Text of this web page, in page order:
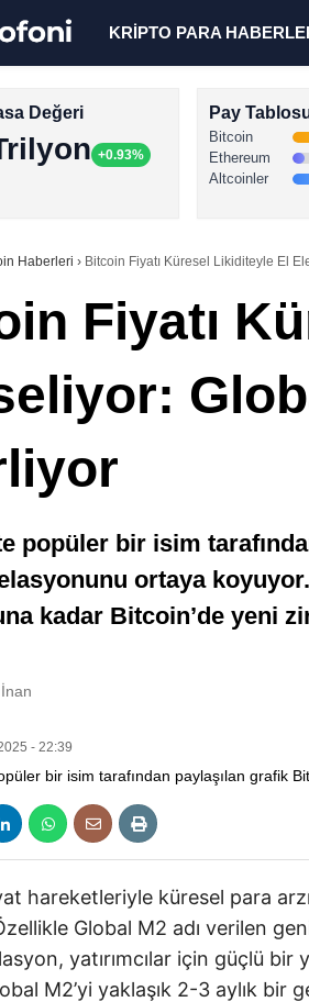
KRİPTO PARA
Değeri
+0.93%
Pay
Bitcoin
Ethereum
Altcoinler
Haberleri › Bitcoin Fiyatı Küresel Likiditeyle El
Fiyatı
popüler bir isim
ortaya
kadar Bitcoin’de yeni
- 22:39
hareketleriyle küresel para
Global M2 adı verilen
yatırımcılar için güçlü bir
M2’yi yaklaşık 2-3 aylık